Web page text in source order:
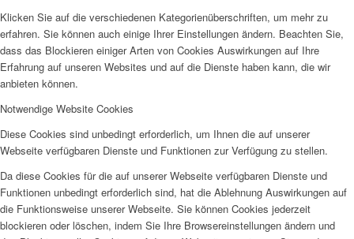
Klicken Sie auf die verschiedenen Kategorienüberschriften, um mehr zu
erfahren. Sie können auch einige Ihrer Einstellungen ändern. Beachten Sie,
dass das Blockieren einiger Arten von Cookies Auswirkungen auf Ihre
Erfahrung auf unseren Websites und auf die Dienste haben kann, die wir
anbieten können.
Notwendige Website Cookies
Diese Cookies sind unbedingt erforderlich, um Ihnen die auf unserer
Webseite verfügbaren Dienste und Funktionen zur Verfügung zu stellen.
Da diese Cookies für die auf unserer Webseite verfügbaren Dienste und
Funktionen unbedingt erforderlich sind, hat die Ablehnung Auswirkungen auf
die Funktionsweise unserer Webseite. Sie können Cookies jederzeit
blockieren oder löschen, indem Sie Ihre Browsereinstellungen ändern und